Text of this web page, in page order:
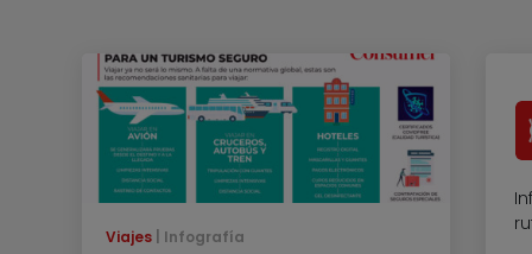
Viajes Infografía